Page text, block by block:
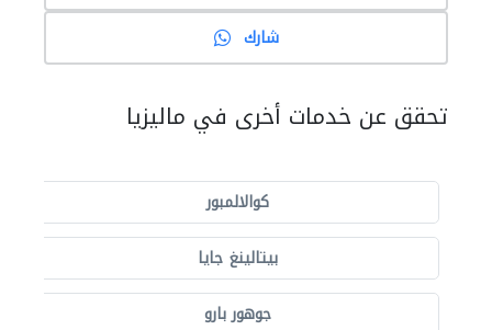
شارك
تحقق عن خدمات أخرى في ماليزيا
كوالالمبور
بيتالينغ جايا
جوهور بارو